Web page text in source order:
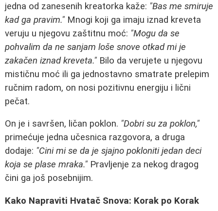
jedna od zanesenih kreatorka kaže: "Bas me smiruje
kad ga pravim." Mnogi koji ga imaju iznad kreveta
veruju u njegovu zaštitnu moć: "Mogu da se
pohvalim da ne sanjam loše snove otkad mi je
zakačen iznad kreveta." Bilo da verujete u njegovu
mističnu moć ili ga jednostavno smatrate prelepim
ručnim radom, on nosi pozitivnu energiju i lični
pečat.
On je i savršen, ličan poklon. "Dobri su za poklon,"
primećuje jedna učesnica razgovora, a druga
dodaje: "Cini mi se da je sjajno pokloniti jedan deci
koja se plase mraka." Pravljenje za nekog dragog
čini ga još posebnijim.
Kako Napraviti Hvatač Snova: Korak po Korak